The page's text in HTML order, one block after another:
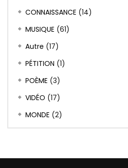
CONNAISSANCE (14)
MUSIQUE (61)
Autre (17)
PÉTITION (1)
POÈME (3)
VIDÉO (17)
MONDE (2)